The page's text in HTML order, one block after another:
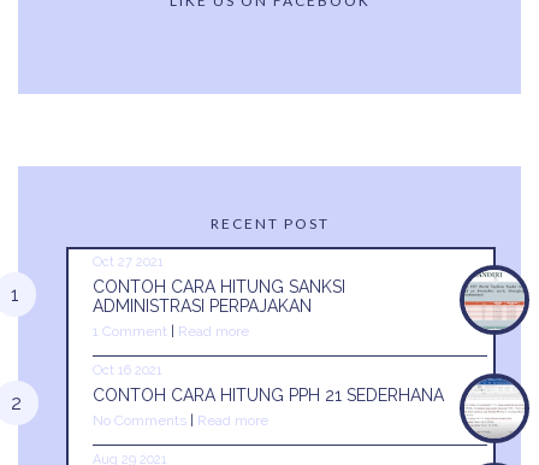
RECENT POST
Oct 27 2021
CONTOH CARA HITUNG SANKSI
ADMINISTRASI PERPAJAKAN
1 Comment Read more
Oct 16 2021
CONTOH CARA HITUNG PPH 21 SEDERHANA
No Comments Read more
Aug 29 2021